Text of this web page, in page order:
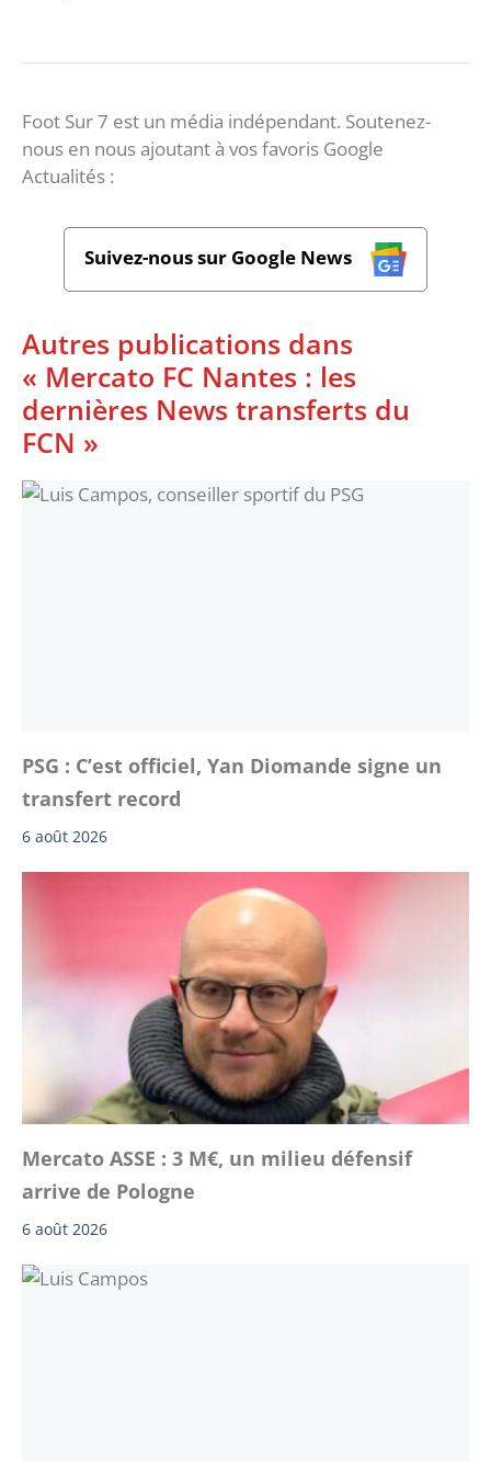
Foot Sur 7 est un média indépendant. Soutenez-
nous en nous ajoutant à vos favoris Google
Actualités :
Suivez-nous sur Google News
Autres publications dans
« Mercato FC Nantes : les
dernières News transferts du
FCN »
PSG : C’est officiel, Yan Diomande signe un
transfert record
6 août 2026
Mercato ASSE : 3 M€, un milieu défensif
arrive de Pologne
6 août 2026